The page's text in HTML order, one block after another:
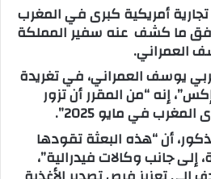
أمريكية كبرى في المغرب
وفق ما كشف عنه سفير المملكة
العمراني.
يوسف العمراني، في تغريدة
إنه “من المقرر أن تزور
في مايو 2025”.
أن “هذه البعثة تقودها
إلى جانب وكالات فيدرالية”،